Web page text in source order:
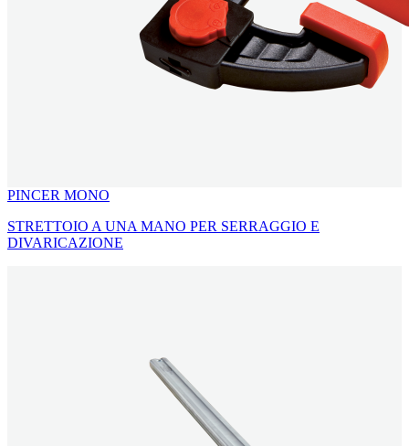
PINCER MONO
STRETTOIO A UNA MANO PER SERRAGGIO E
DIVARICAZIONE